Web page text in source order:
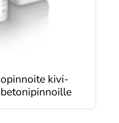
kivi-